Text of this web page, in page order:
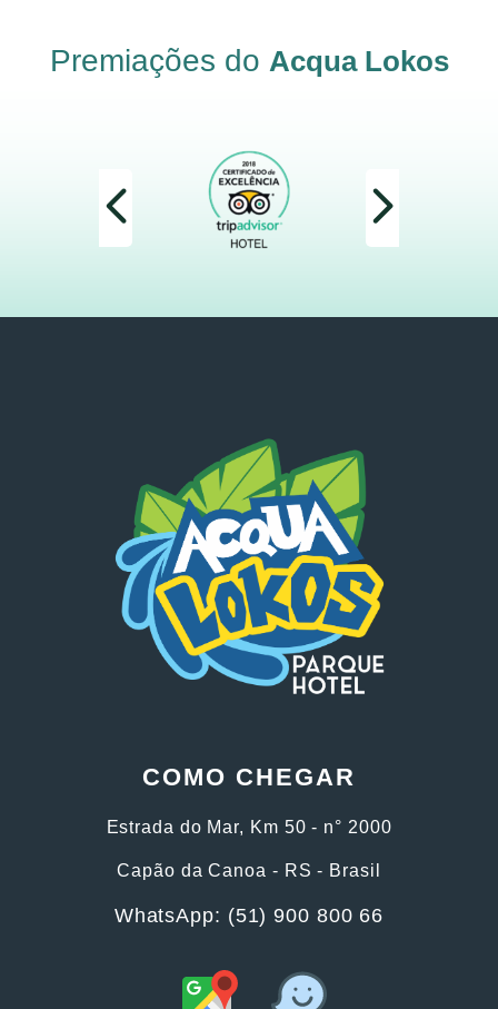
Premiações do Acqua Lokos
COMO CHEGAR
Estrada do Mar, Km 50 - n° 2000
Capão da Canoa - RS - Brasil
WhatsApp: (51) 900 800 66